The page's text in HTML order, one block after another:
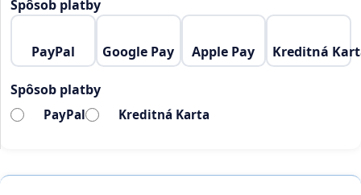
Spôsob platby
PayPal Google Pay Apple Pay Kreditná
Spôsob platby
PayPal Kreditná Karta